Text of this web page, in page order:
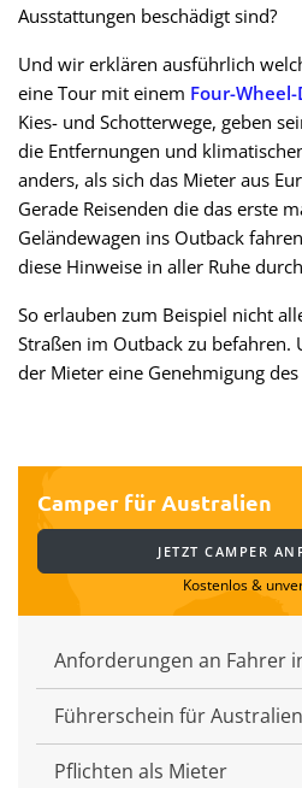
Ausstattungen beschädigt sind?
Und wir erklären ausführlich
eine Tour mit einem Four-Wheel-
Kies- und Schotterwege, geben
die Entfernungen und
anders, als sich das Mieter aus
Gerade Reisenden die das erste
Geländewagen ins Outback
diese Hinweise in aller Ruhe
So erlauben zum Beispiel nicht
Straßen im Outback zu befahren.
der Mieter eine Genehmigung
Camper für Australien
JETZT CAMPER
Kostenlos &
Anforderungen an Fahrer
Führerschein für Australien
Pflichten als Mieter